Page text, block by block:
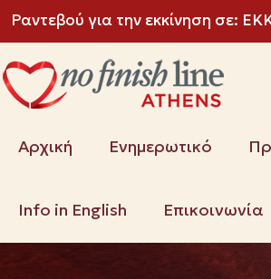
Ραντεβού για την εκκίνηση σε:
Αρχική Ενημερωτικό
Info in English Επικοινωνία